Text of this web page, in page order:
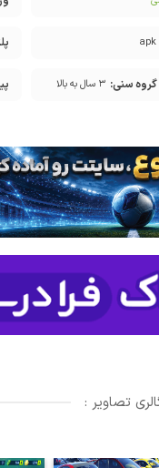
apk
سنی: ۳ سال به بالا
تصاویر :